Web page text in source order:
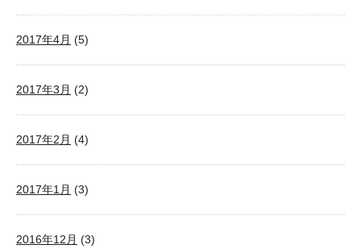
2017年4月 (5)
2017年3月 (2)
2017年2月 (4)
2017年1月 (3)
2016年12月 (3)